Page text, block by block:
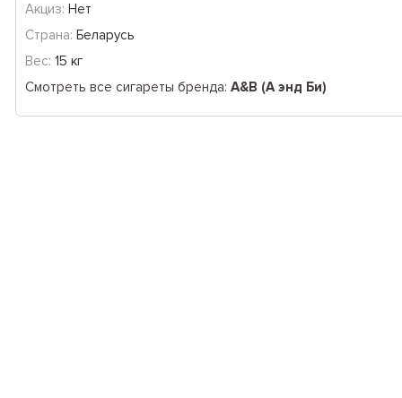
Акциз: Нет
Страна: Беларусь
Вес: 15 кг
Смотреть все сигареты бренда: A&B (А энд Би)